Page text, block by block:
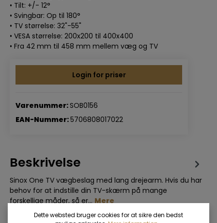
• Tilt: +/- 12°
• Svingbar: Op til 180°
• TV størrelse: 32"-55"
• VESA størrelse: 200x200 til 400x400
• Fra 42 mm til 458 mm mellem væg og TV
Login for priser
Varenummer:SOB0156
EAN-Nummer:5706808017022
Beskrivelse
Sinox One TV vægbeslag med lang drejearm. Hvis du har
behov for at indstille din TV-skærm på mange
forskellige måder, så er… Mere
Dette websted bruger cookies for at sikre den bedst